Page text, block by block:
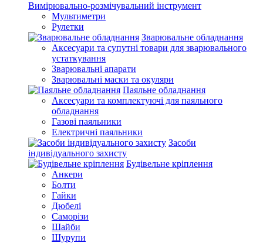
Вимірювально-розмічувальний інструмент
Мультиметри
Рулетки
Зварювальне обладнання
Аксесуари та супутні товари для зварювального
устаткування
Зварювальні апарати
Зварювальні маски та окуляри
Паяльне обладнання
Аксесуари та комплектуючі для паяльного
обладнання
Газові паяльники
Електричні паяльники
Засоби
індивідуального захисту
Будівельне кріплення
Анкери
Болти
Гайки
Дюбелі
Саморізи
Шайби
Шурупи